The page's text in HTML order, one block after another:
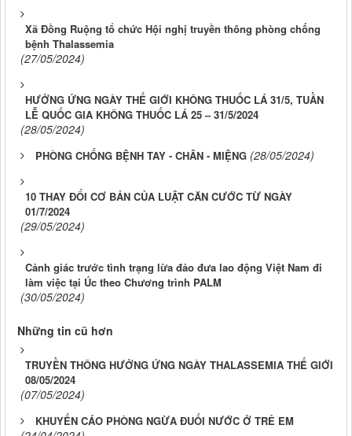
Xã Đồng Ruộng tổ chức Hội nghị truyền thông phòng chống
bệnh Thalassemia
(27/05/2024)
HƯỞNG ỨNG NGÀY THẾ GIỚI KHÔNG THUỐC LÁ 31/5, TUẦN
LỄ QUỐC GIA KHÔNG THUỐC LÁ 25 – 31/5/2024
(28/05/2024)
PHÒNG CHỐNG BỆNH TAY - CHÂN - MIỆNG (28/05/2024)
10 THAY ĐỔI CƠ BẢN CỦA LUẬT CĂN CƯỚC TỪ NGÀY
01/7/2024
(29/05/2024)
Cảnh giác trước tình trạng lừa đảo đưa lao động Việt Nam đi
làm việc tại Úc theo Chương trình PALM
(30/05/2024)
Những tin cũ hơn
TRUYỀN THÔNG HƯỞNG ỨNG NGÀY THALASSEMIA THẾ GIỚI
08/05/2024
(07/05/2024)
KHUYẾN CÁO PHÒNG NGỪA ĐUỐI NƯỚC Ở TRẺ EM